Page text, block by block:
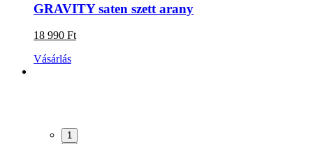
GRAVITY saten szett arany
18 990 Ft
Vásárlás
1